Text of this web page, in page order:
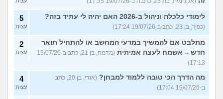
לימודי כלכלה וניהול ב-2026 האם יהיה לי עתיד בזה?
(כפיר, בן 23, כתב ב-19/07/26 17:24)
5
עצות
מתלבט אם להמשיך במדעי המחשב או להתחיל תואר
חדש – אשמח לעצה אמיתית
(מדמח, בן 21, כתב ב-19/07/26
17:13)
2
עצות
מה הדרך הכי טובה ללמוד למבחן?
(אודי, בן 20, כתב
ב-19/07/26 17:04)
4
עצות